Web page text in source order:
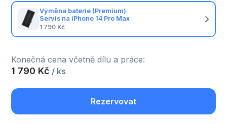
Výměna baterie (Premium)
Servis na iPhone 14 Pro Max
1 790 Kč
Konečná cena včetně dílu a práce:
1 790 Kč / ks
Rezervovat